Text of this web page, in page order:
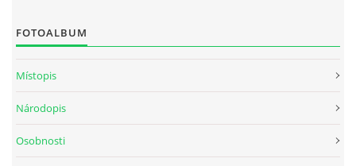
FOTOALBUM
Místopis
Národopis
Osobnosti